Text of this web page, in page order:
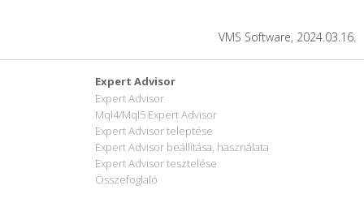
VMS Software, 2024.03.16.
Expert Advisor
Expert Advisor
Mql4/Mql5 Expert Advisor
Expert Advisor teleptése
Expert Advisor beállítása, használata
Expert Advisor tesztelése
Összefoglaló